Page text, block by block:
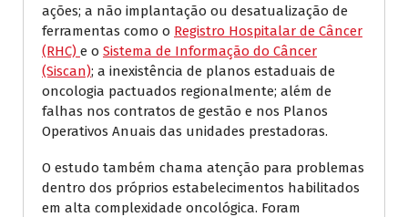
ações; a não implantação ou desatualização de
ferramentas como o Registro Hospitalar de Câncer
(RHC) e o Sistema de Informação do Câncer
(Siscan); a inexistência de planos estaduais de
oncologia pactuados regionalmente; além de
falhas nos contratos de gestão e nos Planos
Operativos Anuais das unidades prestadoras.
O estudo também chama atenção para problemas
dentro dos próprios estabelecimentos habilitados
em alta complexidade oncológica. Foram